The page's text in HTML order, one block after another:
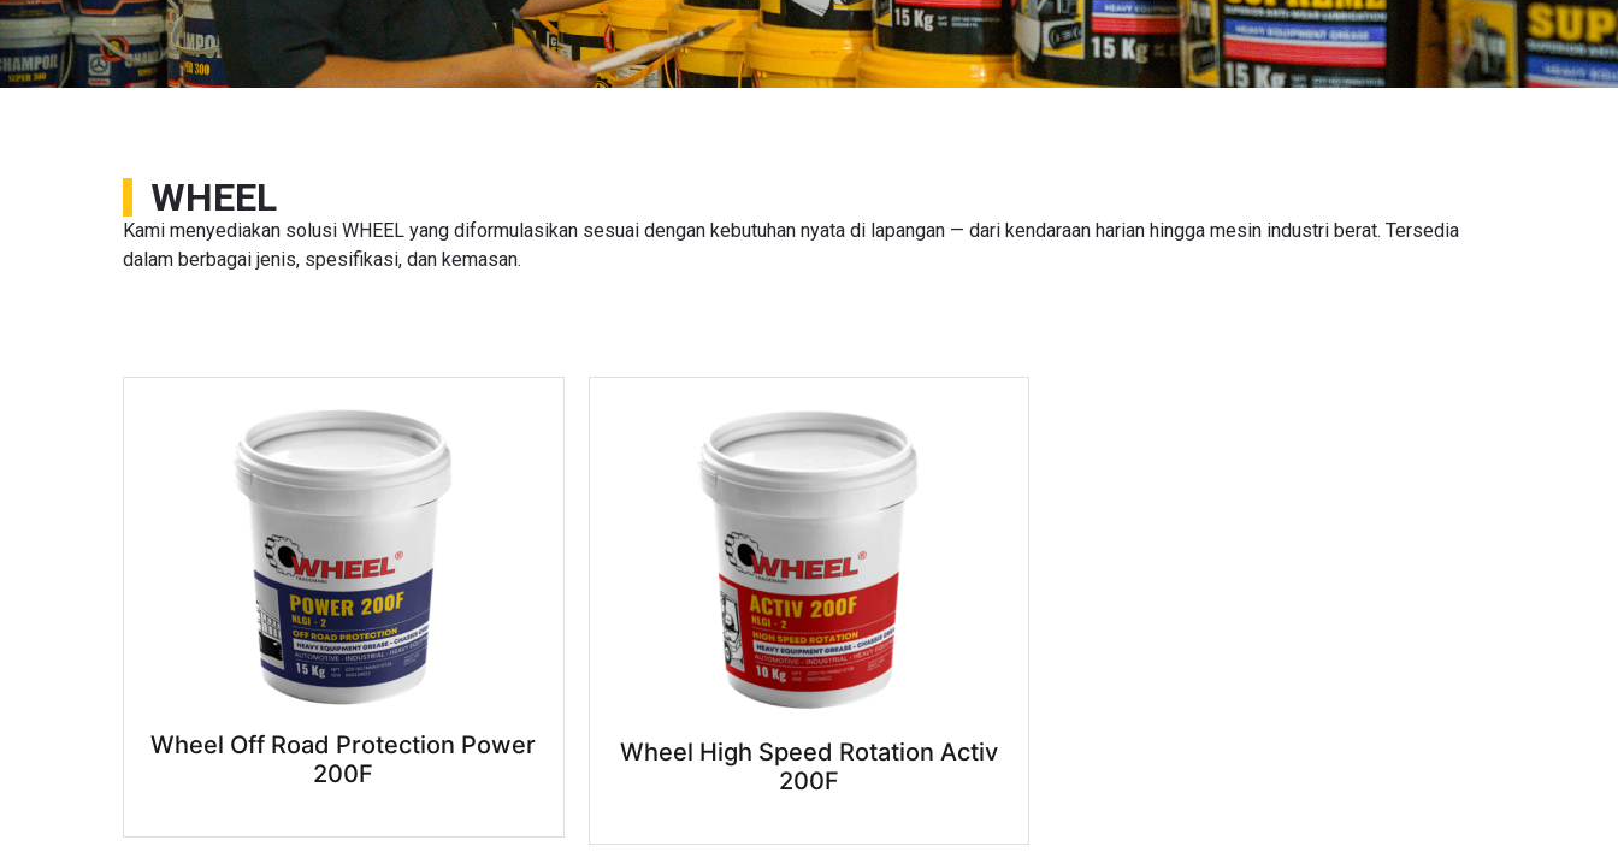
WHEEL
Kami menyediakan solusi WHEEL yang diformulasikan sesuai dengan kebutuhan nyata di lapangan — dari kendaraan harian hingga mesin industri berat. Tersedia
dalam berbagai jenis, spesifikasi, dan kemasan.
Wheel Off Road Protection Power
200F
Wheel High Speed Rotation Activ
200F